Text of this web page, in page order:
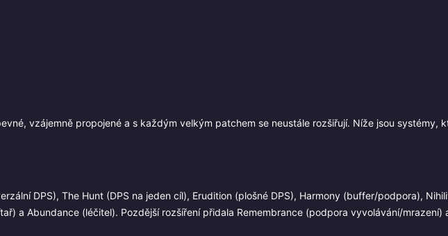
vzájemně propojené a s každým velkým patchem se neustále rozšiřují. Níže jsou systémy,
DPS), The Hunt (DPS na jeden cíl), Erudition (plošné DPS), Harmony (buffer/podpora),
a Abundance (léčitel). Pozdější rozšíření přidala Remembrance (podpora vyvolávání/mrazení)